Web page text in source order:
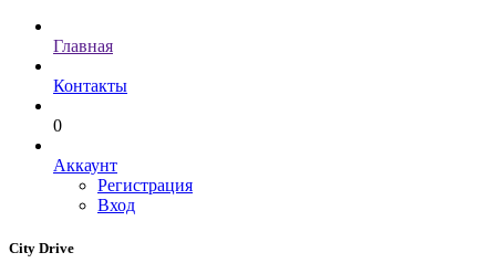
Главная
Контакты
0
Аккаунт
Регистрация
Вход
City Drive